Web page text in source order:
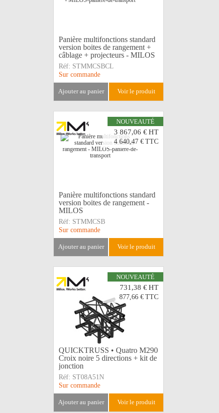
Panière multifonctions standard
version boites de rangement +
câblage + projecteurs - MILOS
Réf: STMMCSBCL
Sur commande
ajouter au panier voir le produit
NOUVEAUTÉ
3 867,06 €HT
4 640,47 € TTC
Panière multifonctions standard
version boites de rangement -
MILOS
Réf: STMMCSB
Sur commande
ajouter au panier voir le produit
NOUVEAUTÉ
731,38 €HT
877,66 € TTC
QUICKTRUSS • Quatro M290
Croix noire 5 directions + kit de
jonction
Réf: ST08A51N
Sur commande
ajouter au panier voir le produit